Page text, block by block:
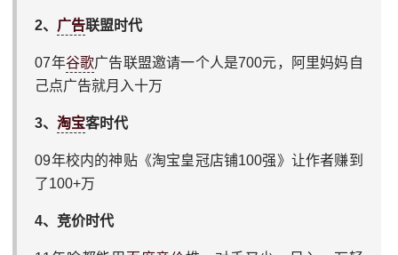
2、 广告联盟时代
07年谷歌广告联盟邀请一个人是700元，阿里妈妈自
己点广告就月入十万
3、淘宝客时代
09年校内的神贴《淘宝皇冠店铺100强》让作者赚到
了100+万
4、竞价时代